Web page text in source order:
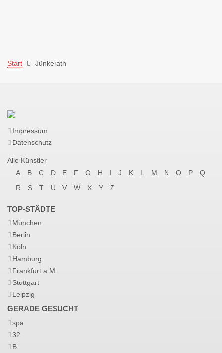
Start Jünkerath
Impressum
Datenschutz
Alle Künstler
A
B C D E F G H I J K L M N O P
Q
R
S T U V W X Y Z
TOP-STÄDTE
München
Berlin
Köln
Hamburg
Frankfurt a.M.
Stuttgart
Leipzig
GERADE GESUCHT
spa
32
B